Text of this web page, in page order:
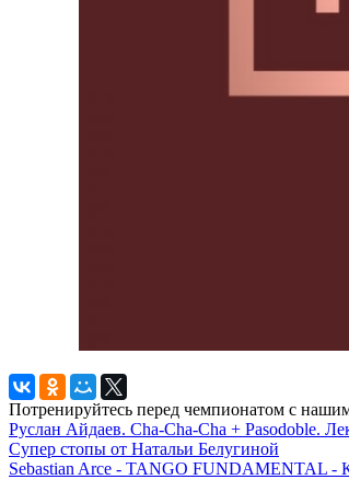
Потренируйтесь перед чемпионатом с
Руслан Айдаев. Cha-Cha-Cha + Pasodoble.
Супер стопы от Натальи Белугиной
Sebastian Arce - TANGO